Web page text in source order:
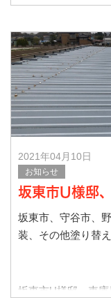
工事完了しました
施工前です。
2021年04月10日
お知らせ
坂東市U様邸
坂東市、守谷市、
装、その他塗り替
坂東市U様邸、車庫